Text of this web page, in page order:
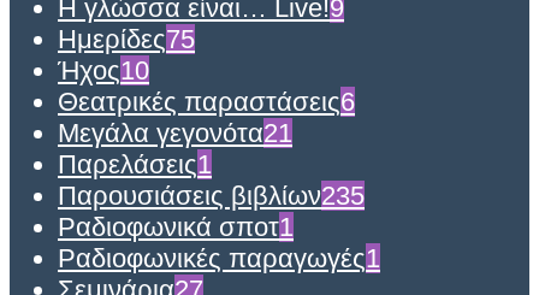
Η γλώσσα είναι… Live!9
Ημερίδες75
Ήχος10
Θεατρικές παραστάσεις6
Μεγάλα γεγονότα21
Παρελάσεις1
Παρουσιάσεις βιβλίων235
Ραδιοφωνικά σποτ1
Ραδιοφωνικές παραγωγές1